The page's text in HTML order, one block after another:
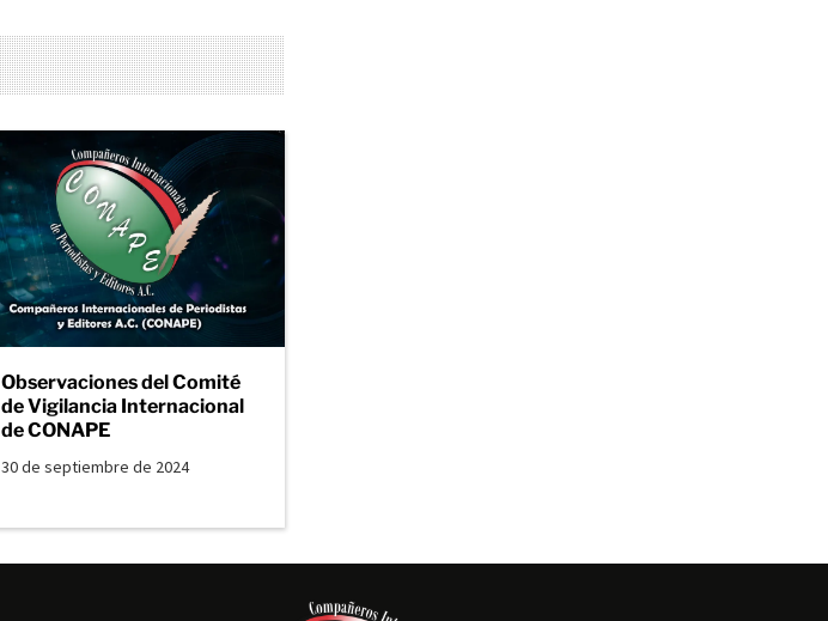
Observaciones del Comité
de Vigilancia Internacional
de CONAPE
30 de septiembre de 2024